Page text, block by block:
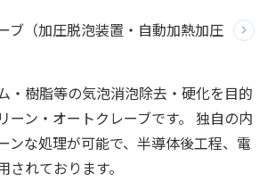
ブ（加圧脱泡装置・自動加熱加圧
・樹脂等の気泡消泡除去・硬化を目的
ーン・オートクレーブです。 独自の内
ンな処理が可能で、半導体後工程、電
れております。